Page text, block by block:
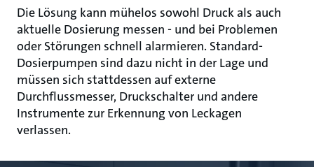
Die Lösung kann mühelos sowohl Druck als auch
aktuelle Dosierung messen - und bei Problemen
oder Störungen schnell alarmieren. Standard-
Dosierpumpen sind dazu nicht in der Lage und
müssen sich stattdessen auf externe
Durchflussmesser, Druckschalter und andere
Instrumente zur Erkennung von Leckagen
verlassen.